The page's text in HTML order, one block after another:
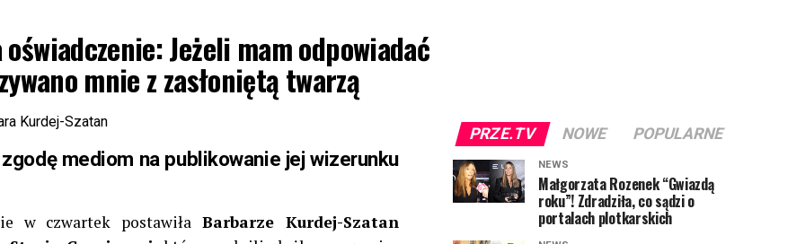
Jeżeli mam odpowiadać
mnie z zasłoniętą twarzą
mediom na publikowanie jej wizerunku
w czwartek postawiłaBarbarze Kurdej-Szatan
PRZE.TV NOWE POPULARNE
NEWS
Małgorzata Rozenek “Gwiazdą
roku”! Zdradziła, co sądzi o
portalach plotkarskich